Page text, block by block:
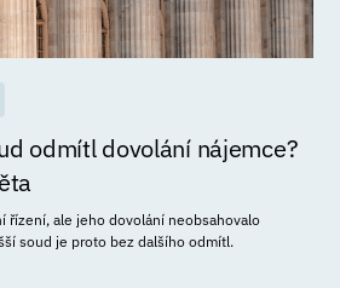
odmítl dovolání nájemce?
řízení, ale jeho dovolání neobsahovalo
soud je proto bez dalšího odmítl.